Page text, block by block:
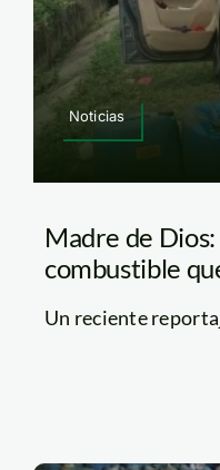
Noticias
Madre de
combustible
Un reciente